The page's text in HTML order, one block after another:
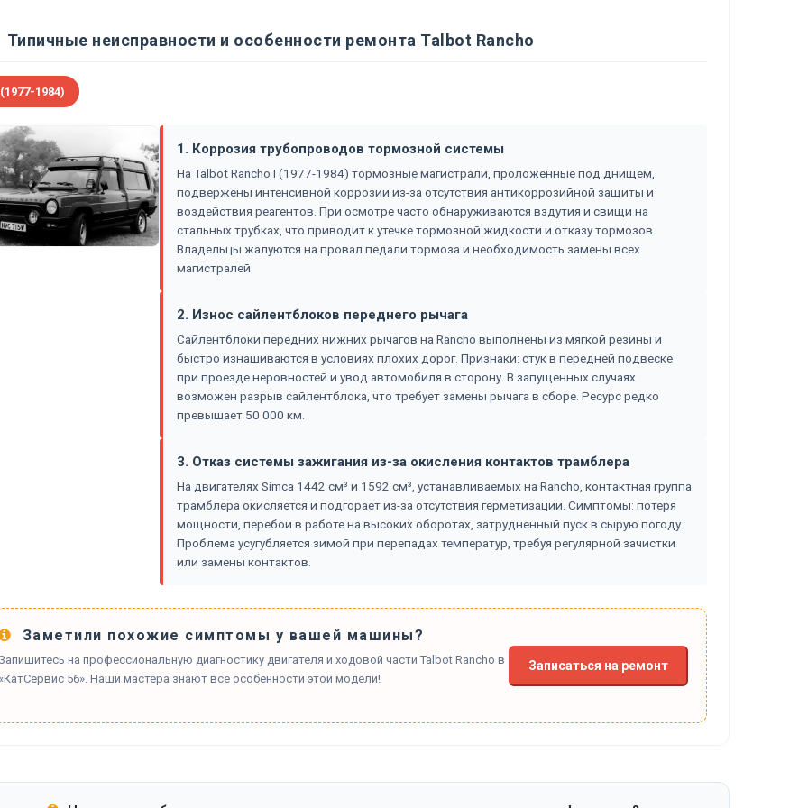
Типичные неисправности и особенности ремонта Talbot Rancho
1984)
1. Коррозия трубопроводов тормозной системы
На Talbot Rancho I (1977-1984) тормозные магистрали, проложенные под днищем,
подвержены интенсивной коррозии из-за отсутствия антикоррозийной защиты и
воздействия реагентов. При осмотре часто обнаруживаются вздутия и свищи на
стальных трубках, что приводит к утечке тормозной жидкости и отказу тормозов.
Владельцы жалуются на провал педали тормоза и необходимость замены всех
магистралей.
2. Износ сайлентблоков переднего рычага
Сайлентблоки передних нижних рычагов на Rancho выполнены из мягкой резины и
быстро изнашиваются в условиях плохих дорог. Признаки: стук в передней подвеске
при проезде неровностей и увод автомобиля в сторону. В запущенных случаях
возможен разрыв сайлентблока, что требует замены рычага в сборе. Ресурс редко
превышает 50 000 км.
3. Отказ системы зажигания из-за окисления контактов трамблера
На двигателях Simca 1442 см³ и 1592 см³, устанавливаемых на Rancho, контактная группа
трамблера окисляется и подгорает из-за отсутствия герметизации. Симптомы: потеря
мощности, перебои в работе на высоких оборотах, затрудненный пуск в сырую погоду.
Проблема усугубляется зимой при перепадах температур, требуя регулярной зачистки
или замены контактов.
Заметили похожие симптомы у вашей машины?
на профессиональную диагностику двигателя и ходовой части Talbot Rancho в
56». Наши мастера знают все особенности этой модели!
Записаться на ремонт